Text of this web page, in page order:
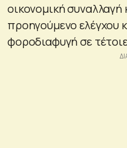
οικονομική συναλλαγή
προηγούμενο ελέγχου
φοροδιαφυγή σε